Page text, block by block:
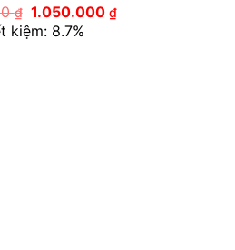
₫ Giá
gốc
là:
1.050.000₫Giá
kiệm: 8.7%